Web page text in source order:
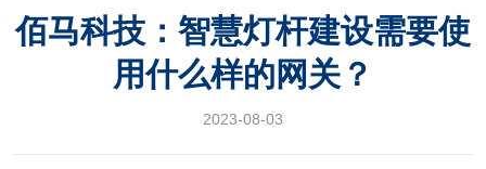
佰马科技：智慧灯杆建设需要使
用什么样的网关？
2023-08-03